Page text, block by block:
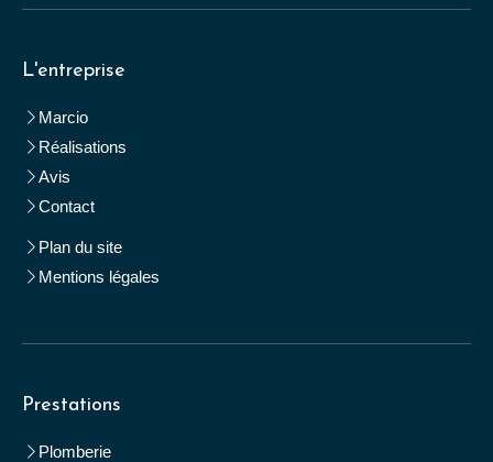
L'entreprise
Marcio
Réalisations
Avis
Contact
Plan du site
Mentions légales
Prestations
Plomberie